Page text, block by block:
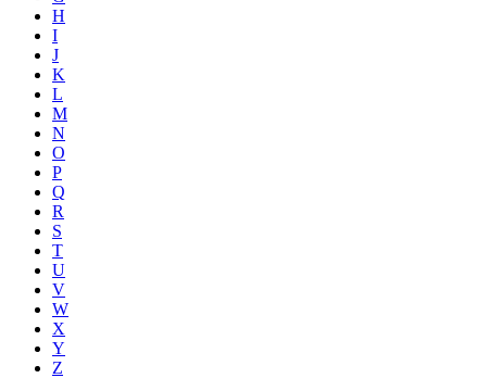
H
I
J
K
L
M
N
O
P
Q
R
S
T
U
V
W
X
Y
Z